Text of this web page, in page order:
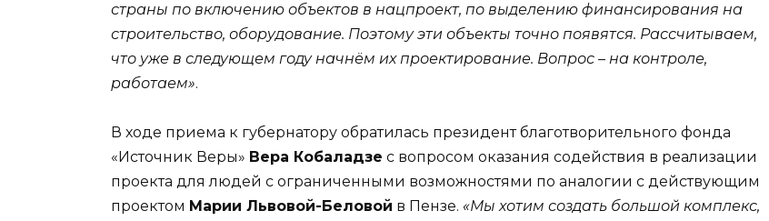
страны по включению объектов в нацпроект, по выделению финансирования на
строительство, оборудование. Поэтому эти объекты точно появятся. Рассчитываем,
что уже в следующем году начнём их проектирование. Вопрос – на контроле,
работаем».
В ходе приема к губернатору обратилась президент благотворительного фонда
«Источник Веры» Вера Кобаладзе с вопросом оказания содействия в реализации
проекта для людей с ограниченными возможностями по аналогии с действующим
проектом Марии Львовой-Беловой в Пензе. «Мы хотим создать большой комплекс,